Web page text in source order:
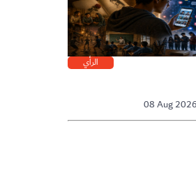
الرأي